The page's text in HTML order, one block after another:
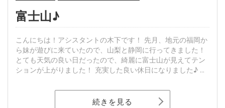
富士山♪
こんにちは！アシスタントの木下です！ 先月、地元の福岡か
ら妹が遊びに来ていたので、山梨と静岡に行ってきました！
とても天気の良い日だったので、綺麗に富士山が見えてテン
ションが上がりました！ 充実した良い休日になりました♪ ...
続きを見る